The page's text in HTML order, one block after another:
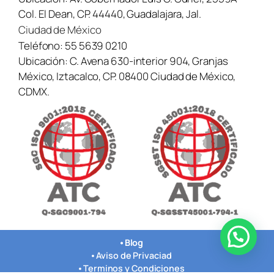
Col. El Dean, CP. 44440, Guadalajara, Jal.
Ciudad de México
Teléfono: 55 5639 0210
Ubicación:C. Avena 630-interior 904, Granjas
México, Iztacalco, CP. 08400 Ciudad de México,
CDMX.
• Blog
•Aviso de Privaciad
•Terminos y Condiciones